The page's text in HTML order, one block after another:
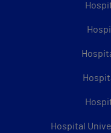
Hospital